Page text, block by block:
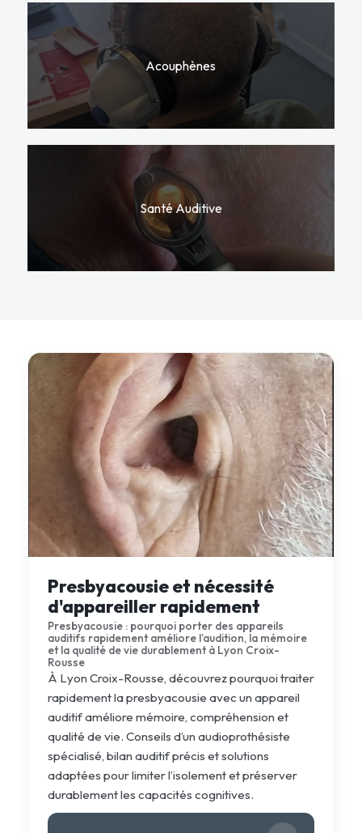
Acouphènes
Santé Auditive
Presbyacousie et nécessité
d'appareiller rapidement
Presbyacousie : pourquoi porter des appareils
auditifs rapidement améliore l’audition, la mémoire
et la qualité de vie durablement à Lyon Croix-
Rousse
À Lyon Croix-Rousse, découvrez pourquoi traiter
rapidement la presbyacousie avec un appareil
auditif améliore mémoire, compréhension et
qualité de vie. Conseils d’un audioprothésiste
spécialisé, bilan auditif précis et solutions
adaptées pour limiter l’isolement et préserver
durablement les capacités cognitives.